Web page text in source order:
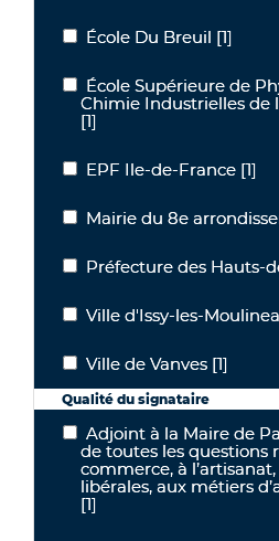
École Du Breuil
École Du Breuil [1]
École Supérieure de Physique
École Supérieure de
Chimie Industrielles de
[1]
EPF Ile-de-France
EPF Ile-de-France [1]
Mairie du 8e arrondissement
Mairie du 8e
Préfecture des Hauts-de-Seine
Préfecture des Hauts-
Ville d'Issy-les-Moulineaux
Ville d'Issy-les-
Ville de Vanves
Ville de Vanves [1]
Qualité du signataire
Adjoint à la Maire de Paris en
Adjoint à la Maire de
de toutes les questions
commerce, à
libérales, aux métiers
[1]